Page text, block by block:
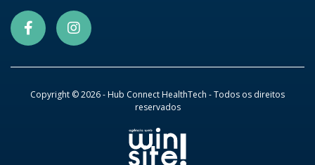
Copyright © 2026 - Hub Connect HealthTech - Todos os direitos
reservados